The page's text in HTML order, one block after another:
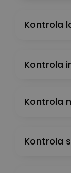
Kontrola
Kontrola
Kontrola
Kontrola